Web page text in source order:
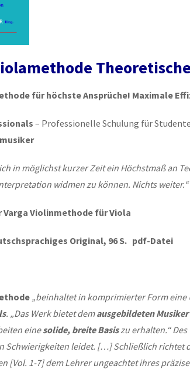
für höchste Ansprüche! Maximale
– Professionelle Schulung für
in möglichst kurzer Zeit ein Höchstmaß an
widmen zu können. Nichts weiter.“
Violinmethode für Viola
Original, 96 S. pdf-Datei
„beinhaltet in komprimierter Form eine
. „Das Werk bietet demausgebildeten Musiker
einesolide, breite Basiszu erhalten.“
Schwierigkeiten leidet. […] Schließlich richtet
[Vol. 1-7] dem Lehrer ungeachtet ihres